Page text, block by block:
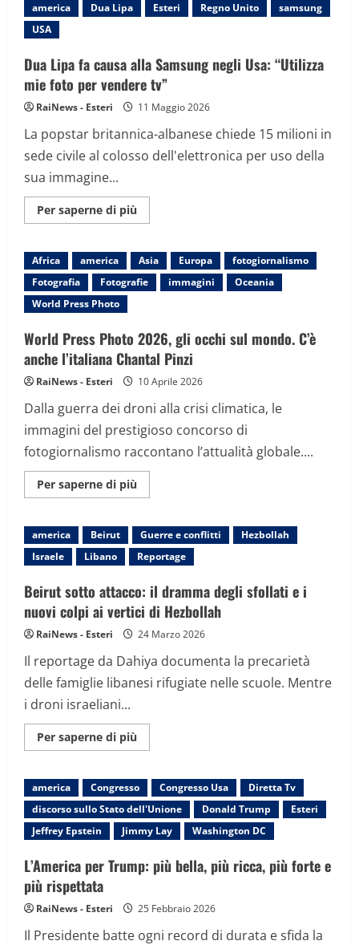
america Dua Lipa Esteri Regno Unito
samsung
USA
Dua Lipa fa causa alla Samsung negli Usa: “Utilizza
mie foto per vendere tv”
RaiNews - Esteri 11 Maggio 2026
La popstar britannica-albanese chiede 15 milioni in
sede civile al colosso dell'elettronica per uso della
sua immagine...
Per saperne di più
informazioni
Lipa
fa
causa
alla
“Utilizza
mie
foto
per
vendere
tv”
Africa america Asia Europa
fotogiornalismo
Fotografia
Fotografie immagini
Oceania
World Press Photo
World Press Photo 2026, gli occhi sul mondo. C’è
anche l’italiana Chantal Pinzi
RaiNews - Esteri 10 Aprile 2026
Dalla guerra dei droni alla crisi climatica, le
immagini del prestigioso concorso di
fotogiornalismo raccontano l’attualità globale....
Per saperne di più
informazioni
Press
Photo
2026,
gli
sul
mondo.
C’è
anche
l’italiana
Chantal
Pinzi
america Beirut Guerre e conflitti
Hezbollah
Israele
Libano Reportage
Beirut sotto attacco: il dramma degli sfollati e i
nuovi colpi ai vertici di Hezbollah
RaiNews - Esteri 24 Marzo 2026
Il reportage da Dahiya documenta la precarietà
delle famiglie libanesi rifugiate nelle scuole. Mentre
i droni israeliani...
Per saperne di più
informazioni
sotto
attacco:
il
dramma
degli
sfollati
i
nuovi
vertici
di
Hezbollah
america Congresso Congresso Usa
Diretta Tv
discorso sullo Stato dell'Unione
Donald Trump
Esteri
Jeffrey Epstein
Jimmy Lay Washington DC
L’America per Trump: più bella, più ricca, più forte e
più rispettata
RaiNews - Esteri 25 Febbraio 2026
Il Presidente batte ogni record di durata e sfida la